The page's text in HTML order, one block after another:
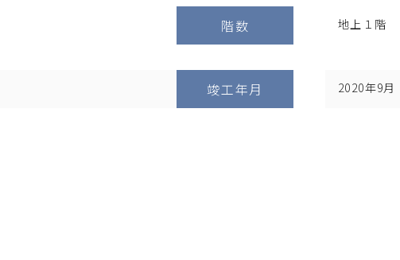
階数 地上１階
竣工年月 2020年9月